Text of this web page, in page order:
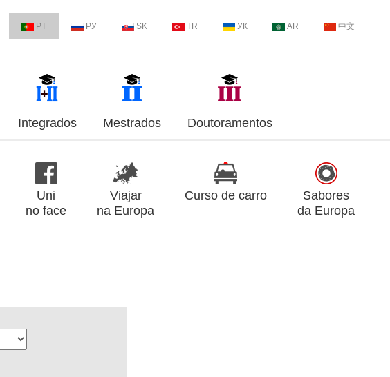
PT РУ SK TR УК AR 中文
Integrados Mestrados Doutoramentos
Uni
no face
Viajar
na Europa
Curso de carro
Sabores
da Europa